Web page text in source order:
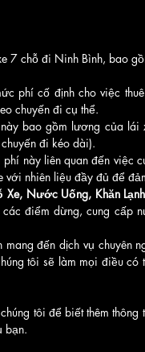
7 chỗ đi Ninh Bình, bao
phí cố định cho việc
chuyến đi cụ thể.
bao gồm lương của lái
đi kéo dài).
này liên quan đến việc
với nhiên liệu đầy đủ để
Xe, Nước Uống, Khăn
điểm dừng, cung cấp
mang đến dịch vụ
tôi sẽ làm mọi điều
tôi để biết thêm
bạn.